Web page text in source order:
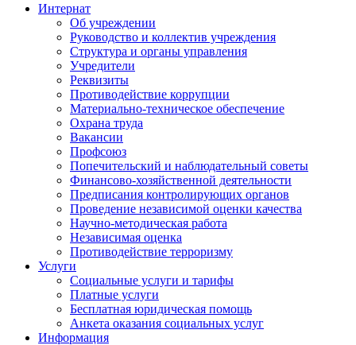
Интернат
Об учреждении
Руководство и коллектив учреждения
Структура и органы управления
Учредители
Реквизиты
Противодействие коррупции
Материально-техническое обеспечение
Охрана труда
Вакансии
Профсоюз
Попечительский и наблюдательный советы
Финансово-хозяйственной деятельности
Предписания контролирующих органов
Проведение независимой оценки качества
Научно-методическая работа
Независимая оценка
Противодействие терроризму
Услуги
Социальные услуги и тарифы
Платные услуги
Бесплатная юридическая помощь
Анкета оказания социальных услуг
Информация